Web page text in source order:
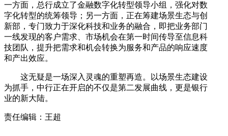
一方面，总行成立了金融数字化转型领导小组，强化对数
字化转型的统筹领导；另一方面，正在筹建场景生态与创
新部，专门致力于深化科技和业务的融合，即把业务部门
一线发现的客户需求、市场机会在第一时间传导至信息科
技团队，提升把需求和机会转换为服务和产品的响应速度
和产出效应。
这无疑是一场深入灵魂的重塑再造。以场景生态建设
为抓手，中行正在开启的不仅是第二发展曲线，更是银行
业的新大陆。
责任编辑：王超